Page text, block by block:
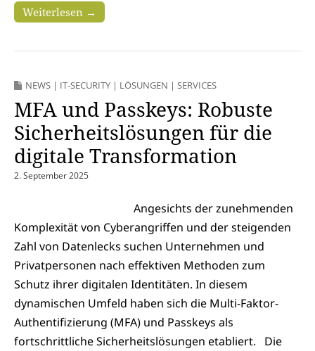
Weiterlesen →
NEWS | IT-SECURITY | LÖSUNGEN | SERVICES
MFA und Passkeys: Robuste
Sicherheitslösungen für die
digitale Transformation
2. September 2025
Angesichts der zunehmenden
Komplexität von Cyberangriffen und der steigenden
Zahl von Datenlecks suchen Unternehmen und
Privatpersonen nach effektiven Methoden zum
Schutz ihrer digitalen Identitäten. In diesem
dynamischen Umfeld haben sich die Multi-Faktor-
Authentifizierung (MFA) und Passkeys als
fortschrittliche Sicherheitslösungen etabliert. Die